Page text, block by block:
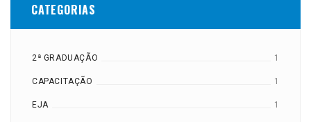
CATEGORIAS
2ª GRADUAÇÃO 1
CAPACITAÇÃO 1
EJA 1